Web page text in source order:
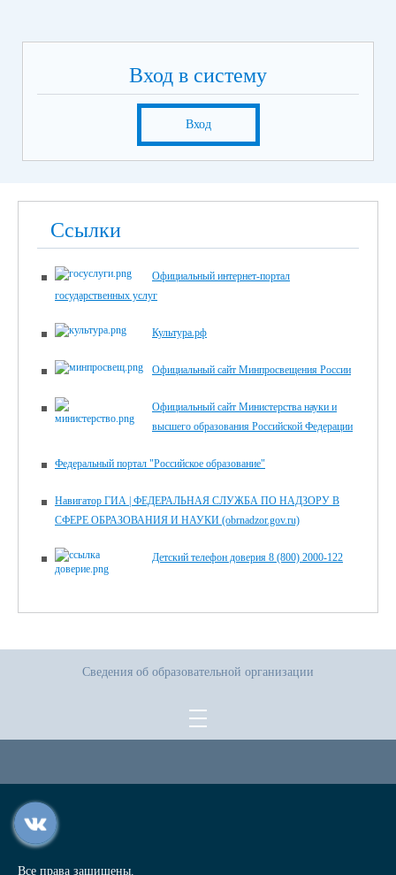
Вход в систему
Вход
Ссылки
Официальный интернет-портал
государственных услуг
Культура.рф
Официальный сайт Минпросвещения России
Официальный сайт Министерства науки и
высшего образования Российской Федерации
Федеральный портал "Российское образование"
Навигатор ГИА | ФЕДЕРАЛЬНАЯ СЛУЖБА ПО НАДЗОРУ В
СФЕРЕ ОБРАЗОВАНИЯ И НАУКИ (obrnadzor.gov.ru)
Детский телефон доверия 8 (800) 2000-122
Сведения об образовательной организации
Все права защищены.